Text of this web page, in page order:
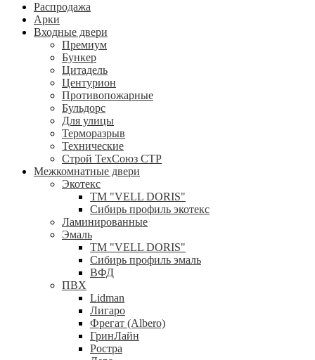
Распродажа
Арки
Входные двери
Премиум
Бункер
Цитадель
Центурион
Противопожарные
Бульдорс
Для улицы
Терморазрыв
Технические
Строй ТехСоюз СТР
Межкомнатные двери
Экотекс
ТМ "VELL DORIS"
Сибирь профиль экотекс
Ламинированные
Эмаль
ТМ "VELL DORIS"
Сибирь профиль эмаль
ВФД
ПВХ
Lidman
Лигаро
Фрегат (Albero)
ГринЛайн
Ростра